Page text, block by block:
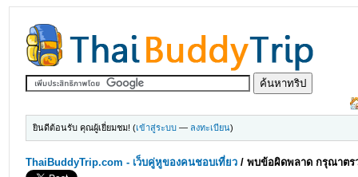
ยินดีต้อนรับ คุณผู้เยี่ยมชม! (เข้าสู่ระบบ — ลงทะเบียน)
ThaiBuddyTrip.com - เว็บคู่หูของคนชอบเที่ยว /พบข้อผิดพลาด กรุณาตร